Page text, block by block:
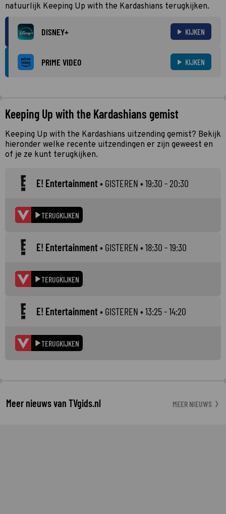
natuurlijk Keeping Up with the Kardashians terugkijken.
DISNEY+ KIJKEN
PRIME VIDEO KIJKEN
Keeping Up with the Kardashians gemist
Keeping Up with the Kardashians uitzending gemist? Bekijk
hieronder welke recente uitzendingen er zijn geweest en
of je ze kunt terugkijken.
E! Entertainment• GISTEREN • 19:30 - 20:30
TERUGKIJKEN
E! Entertainment• GISTEREN • 18:30 - 19:30
TERUGKIJKEN
E! Entertainment• GISTEREN • 13:25 - 14:20
TERUGKIJKEN
Meer nieuws van TVgids.nl MEER NIEUWS